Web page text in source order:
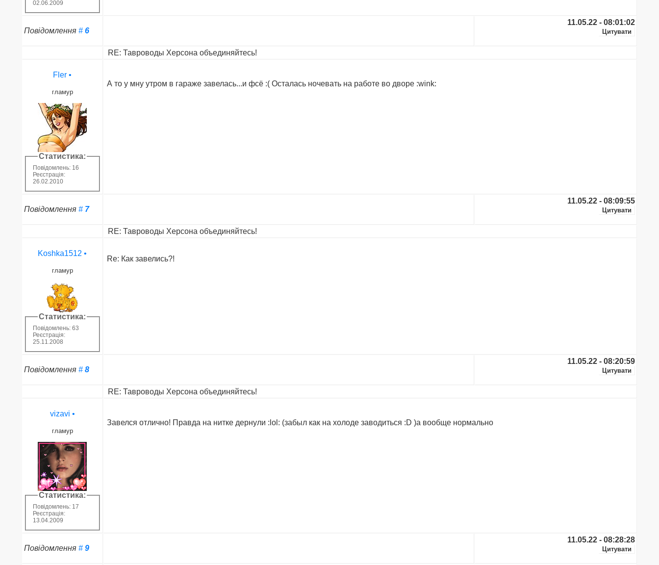
02.06.2009
Повідомлення # 6
11.05.22 - 08:01:02
RE: Тавроводы Херсона объединяйтесь!
Fler •
гламур
Статистика:
Повідомлень: 16
Реєстрація:
26.02.2010
А то у мну утром в гараже завелась...и фсё :( Осталась ночевать на работе во дворе :wink:
Повідомлення # 7
11.05.22 - 08:09:55
RE: Тавроводы Херсона объединяйтесь!
Koshka1512 •
гламур
Статистика:
Повідомлень: 63
Реєстрація:
25.11.2008
Re: Как завелись?!
Повідомлення # 8
11.05.22 - 08:20:59
RE: Тавроводы Херсона объединяйтесь!
vizavi •
гламур
Статистика:
Повідомлень: 17
Реєстрація:
13.04.2009
Завелся отлично! Правда на нитке дернули :lol: (забыл как на холоде заводиться :D )а вообще нормально
Повідомлення # 9
11.05.22 - 08:28:28